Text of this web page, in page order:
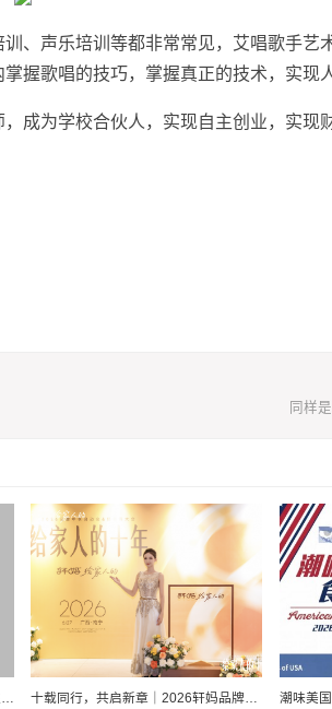
、声乐培训等都非常常见，艾唱歌手艺
握歌唱的技巧，掌握真正的技术，实现
成为学校合伙人，实现自主创业，实现
同样
幸福爱家，步步为“盈”，泰康泰盈人生2026锚定现金流，重构养老想象力 十载同行，共启新章｜2026轩妈品牌中秋启动会暨经销商大会圆满收官